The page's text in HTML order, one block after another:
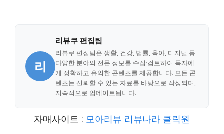
리
리뷰쿠 편집팀
리뷰쿠 편집팀은 생활, 건강, 법률, 육아, 디지털 등
다양한 분야의 전문 정보를 수집·검토하여 독자에
게 정확하고 유익한 콘텐츠를 제공합니다. 모든 콘
텐츠는 신뢰할 수 있는 자료를 바탕으로 작성되며,
지속적으로 업데이트됩니다.
자매사이트 : 모아리뷰 리뷰나라 클릭원